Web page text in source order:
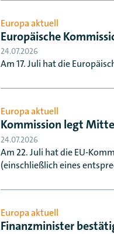
Europa aktuell
Europäische
24.07.2026
Am 17. Juli hat die
Europa aktuell
Kommission legt
24.07.2026
Am 22. Juli hat die EU-
(einschließlich eines
Europa aktuell
Finanzminister